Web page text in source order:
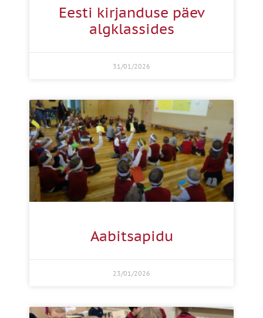
Eesti kirjanduse päev
algklassides
31/01/2026
Aabitsapidu
23/01/2026